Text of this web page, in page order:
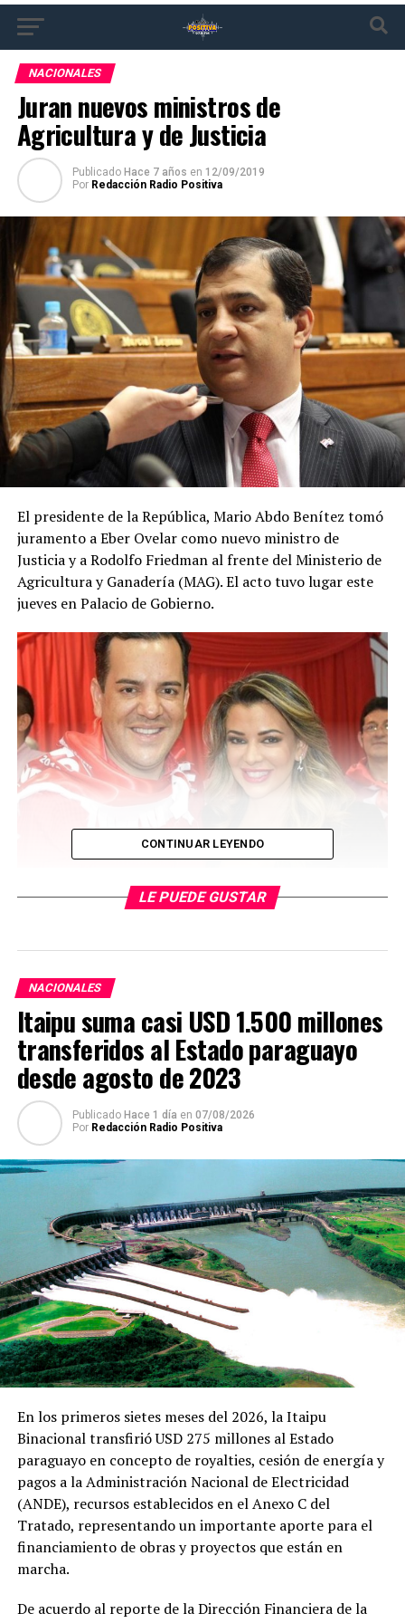
NACIONALES
Juran nuevos ministros de
Agricultura y de Justicia
Publicado Hace 7 años en 12/09/2019
Por Redacción Radio Positiva
El presidente de la República, Mario Abdo Benítez tomó
juramento a Eber Ovelar como nuevo ministro de
Justicia y a Rodolfo Friedman al frente del Ministerio de
Agricultura y Ganadería (MAG). El acto tuvo lugar este
jueves en Palacio de Gobierno.
dejada por Julio Javier Ríos, quien ayer presentó su
renuncia al cargo tras el rescate del narcotraficante
Jorge Teófilo Samudio alias “Samura”, ocurrido en la
zona de la Costanera, donde fue asesinado el comisario
Félix Ferrari.
Mientras que el senador con permiso Rodolfo Friedman
reemplaza en el cargo a Denis Lichi en el Ministerio de
Agricultura y Ganadería.
TEMAS RELACIONADOS:
JURAN NUEVOS MINISTROS DE MARITO
PORTADA
RODOLFO FRIEDMAN
ARRIBA SIGUIENTE
Dólar persiste al alza
DETIENEN AL DIRECTOR DE LA CARCEL DE EMBOSCADA
CONTINUAR LEYENDO
LE PUEDE GUSTAR
NACIONALES
Itaipu suma casi USD 1.500 millones
transferidos al Estado paraguayo
desde agosto de 2023
Publicado Hace 1 día en 07/08/2026
Por Redacción Radio Positiva
En los primeros sietes meses del 2026, la Itaipu
Binacional transfirió USD 275 millones al Estado
paraguayo en concepto de royalties, cesión de energía y
pagos a la Administración Nacional de Electricidad
(ANDE), recursos establecidos en el Anexo C del
Tratado, representando un importante aporte para el
financiamiento de obras y proyectos que están en
marcha.
De acuerdo al reporte de la Dirección Financiera de la